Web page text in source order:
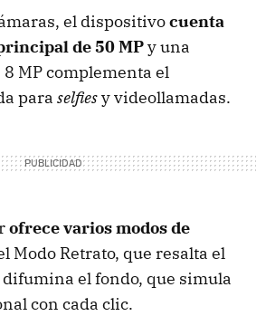
el dispositivocuenta
de 50 MPy una
MP complementa el
para selfiesy videollamadas.
ofrece varios modos de
Modo Retrato, que resalta el
el fondo, que simula
con cada clic.